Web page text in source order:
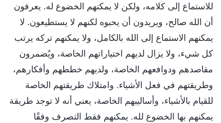
للاستماع إلى كلامه، ولكن لا يمكنهم الخضوع له. يعرفون
أن الله صالح، ويريدون أن يحبوه لكنهم لا يستطيعون. لا
يمكنهم الاستماع إلى الله بالكامل، ولا يمكنهم تركه يرتب
كل شيء، ولا يزال لديهم اختياراتهم الخاصة، ويُضمرون
مقاصدهم ودوافعهم الخاصة، ولديهم خططهم وأفكارهم،
وطريقتهم في فعل الأشياء. وامتلاك طريقتهم الخاصة
للقيام بالأشياء، وأساليبهم الخاصة، يعني أنه لا توجد طريقة
يمكنهم بها الخضوع لله. يمكنهم فقط التصرف وفقًا